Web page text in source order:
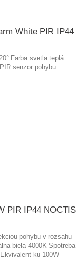
White PIR IP44
Farba svetla teplá
senzor pohybu
PIR IP44 NOCTIS
pohybu v rozsahu
biela 4000K Spotreba
ku 100W